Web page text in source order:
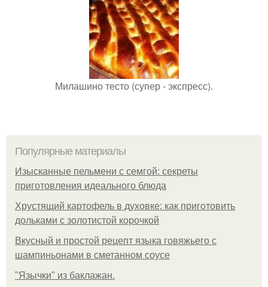
Милашино тесто (супер - экспресс).
Популярные материалы
Изысканные пельмени с семгой: секреты
приготовления идеального блюда
Хрустящий картофель в духовке: как приготовить
дольками с золотистой корочкой
Вкусный и простой рецепт языка говяжьего с
шампиньонами в сметанном соусе
"Язычки" из баклажан.